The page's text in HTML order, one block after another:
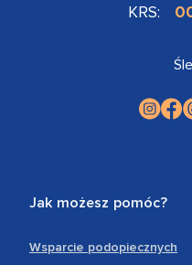
KRS:
Jak możesz pomóc?
Wsparcie podopiecznych